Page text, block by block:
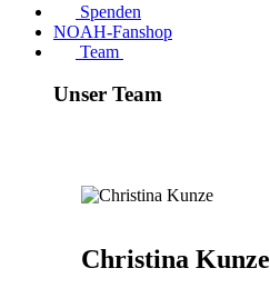
Spenden
NOAH-Fanshop
Team
Unser Team
Christina Kunze